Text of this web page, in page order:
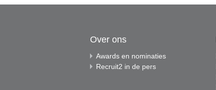
Over ons
Awards en nominaties
Recruit2 in de pers